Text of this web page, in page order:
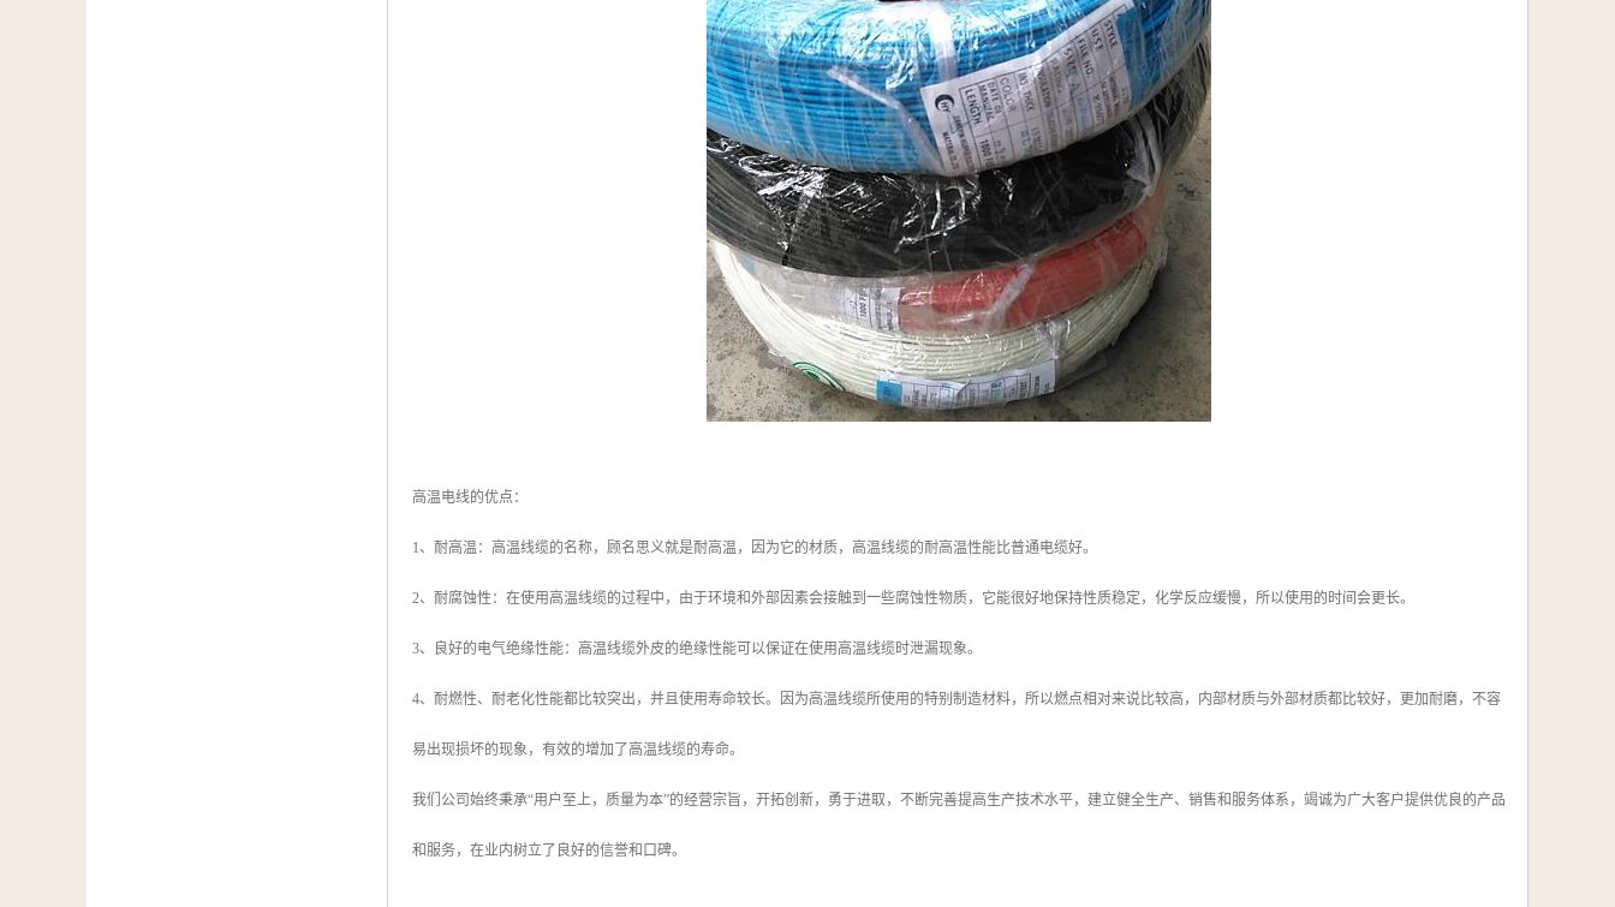
高温电线的优点：
1、耐高温：高温线缆的名称，顾名思义就是耐高温，因为它的材质，高温线缆的耐高温性能比普通电缆好。
2、耐腐蚀性：在使用高温线缆的过程中，由于环境和外部因素会接触到一些腐蚀性物质，它能很好地保持性质稳定，化学反应缓慢，所以使用的时间会更长。
3、良好的电气绝缘性能：高温线缆外皮的绝缘性能可以保证在使用高温线缆时泄漏现象。
4、耐燃性、耐老化性能都比较突出，并且使用寿命较长。因为高温线缆所使用的特别制造材料，所以燃点相对来说比较高，内部材质与外部材质都比较好，更加耐磨，不容
易出现损坏的现象，有效的增加了高温线缆的寿命。
我们公司始终秉承“用户至上，质量为本”的经营宗旨，开拓创新，勇于进取，不断完善提高生产技术水平，建立健全生产、销售和服务体系，竭诚为广大客户提供优良的产品
和服务，在业内树立了良好的信誉和口碑。